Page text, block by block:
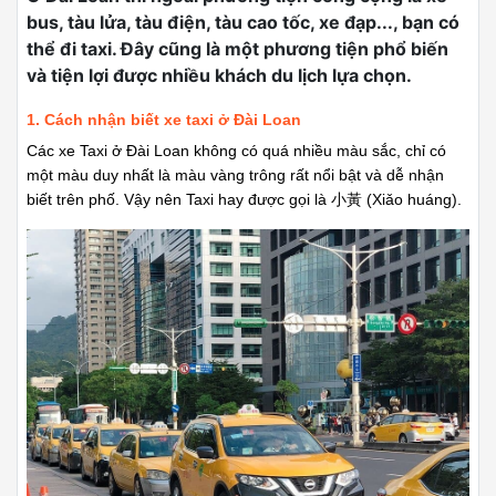
bus, tàu lửa, tàu điện, tàu cao tốc, xe đạp..., bạn có
thể đi taxi. Đây cũng là một phương tiện phổ biến
và tiện lợi được nhiều khách du lịch lựa chọn.
1. Cách nhận biết xe taxi ở Đài Loan
Các xe Taxi ở Đài Loan không có quá nhiều màu sắc, chỉ có
một màu duy nhất là màu vàng trông rất nổi bật và dễ nhận
biết trên phố. Vậy nên Taxi hay được gọi là 小黃 (Xiǎo huáng).